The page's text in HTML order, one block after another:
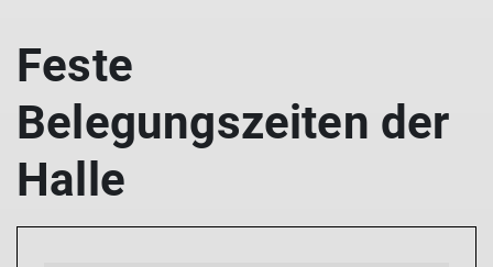
Feste
Belegungszeiten der
Halle